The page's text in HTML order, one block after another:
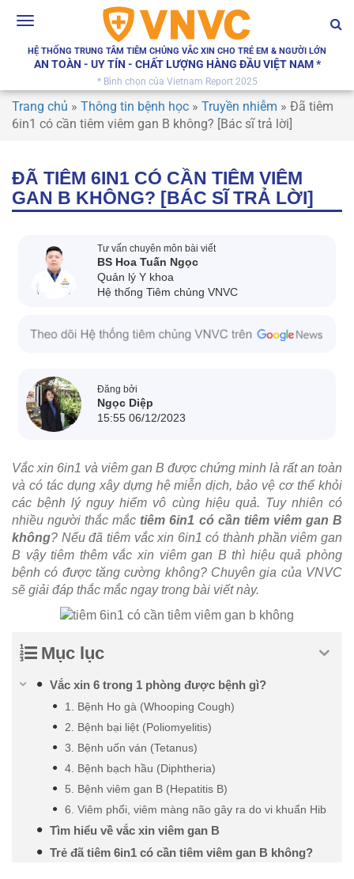
Toggle
HỆ THỐNG TRUNG TÂM TIÊM CHỦNG VẮC XIN CHO TRẺ EM & NGƯỜI LỚN
AN TOÀN - UY TÍN - CHẤT LƯỢNG HÀNG ĐẦU VIỆT NAM *
* Bình chọn của Vietnam Report 2025
Trang chủ » Thông tin bệnh học » Truyền nhiễm » Đã tiêm
6in1 có cần tiêm viêm gan B không? [Bác sĩ trả lời]
ĐÃ TIÊM 6IN1 CÓ CẦN TIÊM VIÊM
GAN B KHÔNG? [BÁC SĨ TRẢ LỜI]
Tư vấn chuyên môn bài viết
BS Hoa Tuấn Ngọc
Quản lý Y khoa
Hệ thống Tiêm chủng VNVC
Đăng bởi
Ngọc Diệp
15:55 06/12/2023
Vắc xin 6in1 và viêm gan B được chứng minh là rất an toàn
và có tác dụng xây dựng hệ miễn dịch, bảo vệ cơ thể khỏi
các bệnh lý nguy hiểm vô cùng hiệu quả. Tuy nhiên có
nhiều người thắc mắc tiêm 6in1 có cần tiêm viêm gan B
không? Nếu đã tiêm vắc xin 6in1 có thành phần viêm gan
B vậy tiêm thêm vắc xin viêm gan B thì hiệu quả phòng
bệnh có được tăng cường không? Chuyên gia của VNVC
sẽ giải đáp thắc mắc ngay trong bài viết này.
Mục lục
Vắc xin 6 trong 1 phòng được bệnh gì?
1. Bệnh Ho gà (Whooping Cough)
2. Bệnh bại liệt (Poliomyelitis)
3. Bệnh uốn ván (Tetanus)
4. Bệnh bạch hầu (Diphtheria)
5. Bệnh viêm gan B (Hepatitis B)
6. Viêm phổi, viêm màng não gây ra do vi khuẩn Hib
Tìm hiểu về vắc xin viêm gan B
Trẻ đã tiêm 6in1 có cần tiêm viêm gan B không?